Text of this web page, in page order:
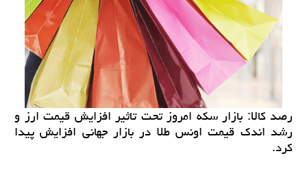
رصد كالا: بازار سكه امروز تحت تاثیر افزایش قیمت ارز و
رشد اندك قیمت اونس طلا در بازار جهانی افزایش پیدا
كرد.